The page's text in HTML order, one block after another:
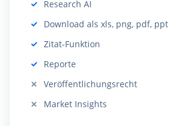
Beinhaltet:
Research AI
Beinhaltet:
Download als xls, png, pdf, ppt
Beinhaltet:
Zitat-Funktion
Beinhaltet:
Reporte
Nicht beinhaltet:
Veröffentlichungsrecht
Nicht beinhaltet:
Market Insights